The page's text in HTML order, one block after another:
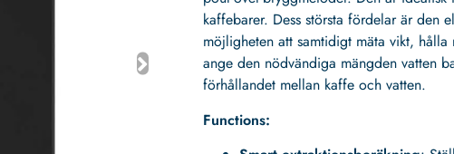
kaffebarer. Dess största fördelar är den
möjligheten att samtidigt mäta vikt,
ange den nödvändiga mängden vatten
förhållandet mellan kaffe och vatten.
Functions: